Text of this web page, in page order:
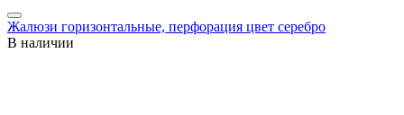
Жалюзи горизонтальные, перфорация цвет серебро
В наличии